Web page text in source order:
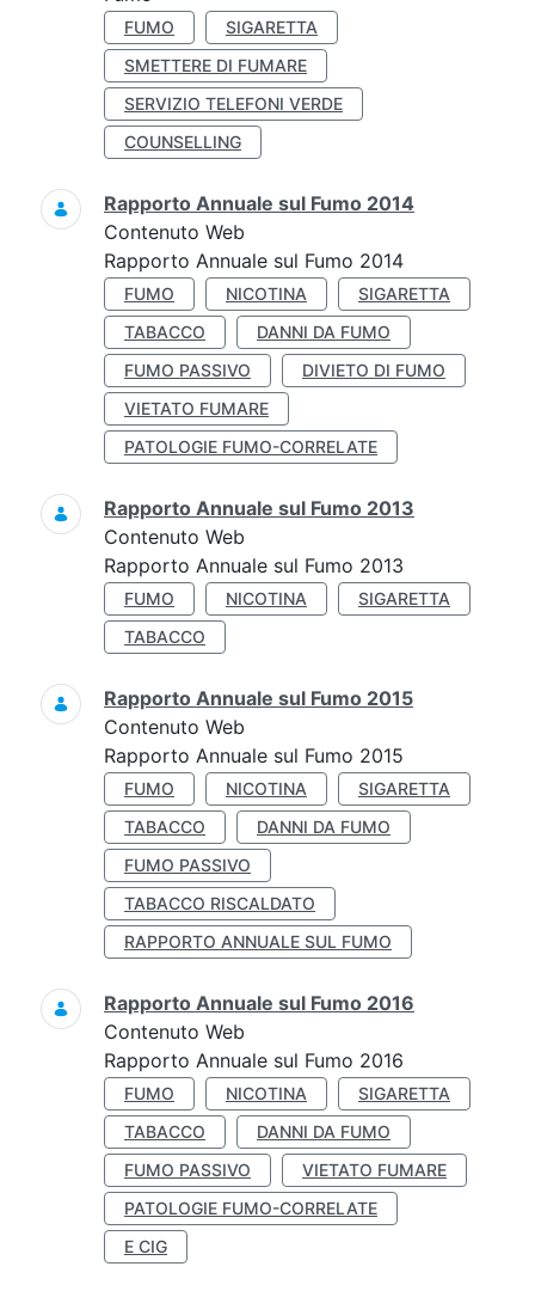
FUMO
SIGARETTA
SMETTERE DI FUMARE
SERVIZIO TELEFONI VERDE
COUNSELLING
Rapporto Annuale sul Fumo 2014
Contenuto Web
Rapporto Annuale sul Fumo 2014
FUMO NICOTINA
SIGARETTA
TABACCO
DANNI DA FUMO
FUMO PASSIVO
DIVIETO DI FUMO
VIETATO FUMARE
PATOLOGIE FUMO-CORRELATE
Rapporto Annuale sul Fumo 2013
Contenuto Web
Rapporto Annuale sul Fumo 2013
FUMO NICOTINA
SIGARETTA
TABACCO
Rapporto Annuale sul Fumo 2015
Contenuto Web
Rapporto Annuale sul Fumo 2015
FUMO NICOTINA
SIGARETTA
TABACCO
DANNI DA FUMO
FUMO PASSIVO
TABACCO RISCALDATO
RAPPORTO ANNUALE SUL FUMO
Rapporto Annuale sul Fumo 2016
Contenuto Web
Rapporto Annuale sul Fumo 2016
FUMO NICOTINA
SIGARETTA
TABACCO
DANNI DA FUMO
FUMO PASSIVO
VIETATO FUMARE
PATOLOGIE FUMO-CORRELATE
E CIG